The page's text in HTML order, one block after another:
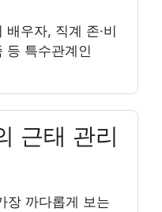
배우자, 직계 존·비
등 특수관계인
근태 관리
장 까다롭게 보는